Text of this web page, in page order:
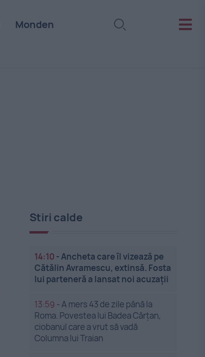
Monden
Stiri calde
14:10 -Ancheta care îl vizează pe
Cătălin Avramescu, extinsă. Fosta
lui parteneră a lansat noi acuzații
13:59 -A mers 43 de zile până la
Roma. Povestea lui Badea Cârțan,
ciobanul care a vrut să vadă
Columna lui Traian